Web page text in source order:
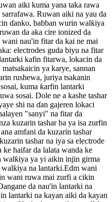
aiki kuma yana taka rawa
Ruwan aiki na yau da
ɗanko, babban wurin walƙiya
da aka cire ionized da
nau'in fitar da kai ne mai
electrodes guda biyu na fitar
kafin fitarwa, lokacin da
ya karye, sannan
rushewa, juriya tsakanin
kuma ƙarfin lantarki
sosai. Dole ne a kashe tashar
shi na ɗan gajeren lokaci
"sanyi" na fitar da
kuzarin tashar ba ya isa zurfin
amfani da kuzarin tashar
tashar na iya sa electrode
ke haifar da lalata wanda ke
walƙiya ya yi aikin injin girma
na lantarki.Edm wani
wani ruwa mai zurfi a cikin
da nau'in lantarki na
lantarki na kayan aiki da kayan